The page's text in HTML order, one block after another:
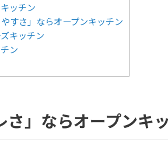
ッチン
すさ」ならオープンキッチン
キッチン
ン
」ならオープンキ